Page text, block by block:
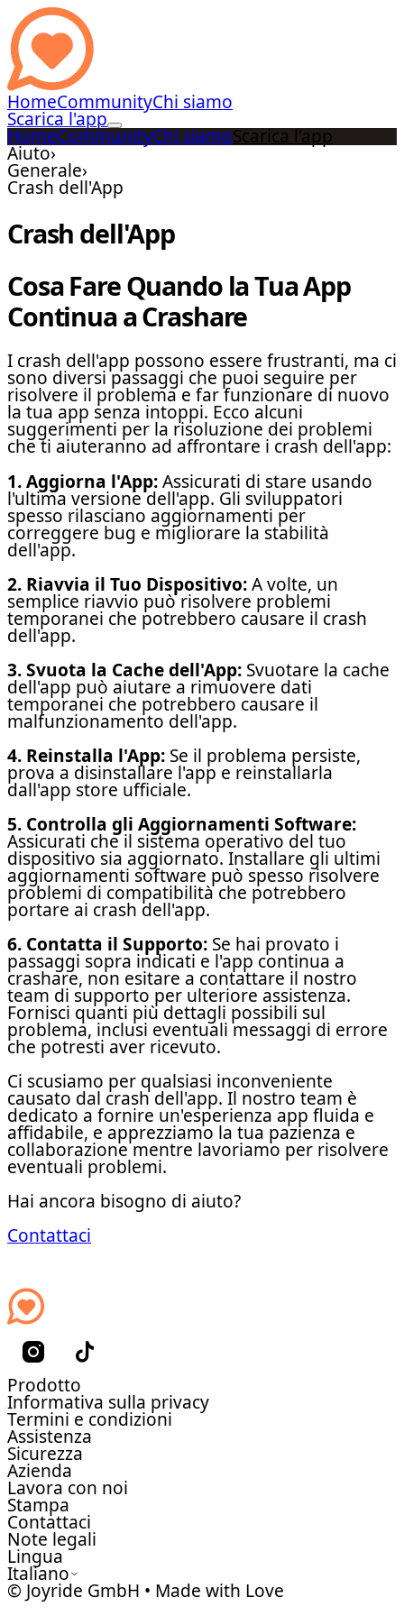
HomeCommunityChi siamo
Scarica l'app
HomeCommunityChi siamoScarica l'app
Aiuto›
Generale›
Crash dell'App
Crash dell'App
Cosa Fare Quando la Tua App
Continua a Crashare
I crash dell'app possono essere frustranti, ma ci
sono diversi passaggi che puoi seguire per
risolvere il problema e far funzionare di nuovo
la tua app senza intoppi. Ecco alcuni
suggerimenti per la risoluzione dei problemi
che ti aiuteranno ad affrontare i crash dell'app:
1. Aggiorna l'App:Assicurati di stare usando
l'ultima versione dell'app. Gli sviluppatori
spesso rilasciano aggiornamenti per
correggere bug e migliorare la stabilità
dell'app.
2. Riavvia il Tuo Dispositivo:A volte, un
semplice riavvio può risolvere problemi
temporanei che potrebbero causare il crash
dell'app.
3. Svuota la Cache dell'App: Svuotare la cache
dell'app può aiutare a rimuovere dati
temporanei che potrebbero causare il
malfunzionamento dell'app.
4. Reinstalla l'App: Se il problema persiste,
prova a disinstallare l'app e reinstallarla
dall'app store ufficiale.
5. Controlla gli Aggiornamenti Software:
Assicurati che il sistema operativo del tuo
dispositivo sia aggiornato. Installare gli ultimi
aggiornamenti software può spesso risolvere
problemi di compatibilità che potrebbero
portare ai crash dell'app.
6. Contatta il Supporto: Se hai provato i
passaggi sopra indicati e l'app continua a
crashare, non esitare a contattare il nostro
team di supporto per ulteriore assistenza.
Fornisci quanti più dettagli possibili sul
problema, inclusi eventuali messaggi di errore
che potresti aver ricevuto.
Ci scusiamo per qualsiasi inconveniente
causato dal crash dell'app. Il nostro team è
dedicato a fornire un'esperienza app fluida e
affidabile, e apprezziamo la tua pazienza e
collaborazione mentre lavoriamo per risolvere
eventuali problemi.
Hai ancora bisogno di aiuto?
Contattaci
Prodotto
Informativa sulla privacy
Termini e condizioni
Assistenza
Sicurezza
Azienda
Lavora con noi
Stampa
Contattaci
Note legali
Lingua
Italiano
© Joyride GmbH • Made with Love